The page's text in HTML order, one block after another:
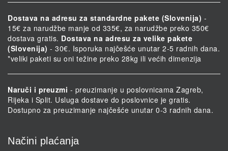
Dostava na adresu za standardne pakete (Slovenija) -
15€ za narudžbe manje od 335€, za narudžbe preko 350€
dostava gratis. Dostava na adresu za velike pakete
(Slovenija) - 30€. Isporuka najčešće unutar 2-5 radnih dana.
*veliki paketi su oni težine preko 28kg ili većih dimenzija
Naruči i preuzmi - preuzimanje u poslovnicama Zagreb,
Rijeka i Split. Usluga dostave do poslovnice je gratis.
Dostupno za preuzimanje najčešće unutar 0-3 radnih dana.
Načini plaćanja